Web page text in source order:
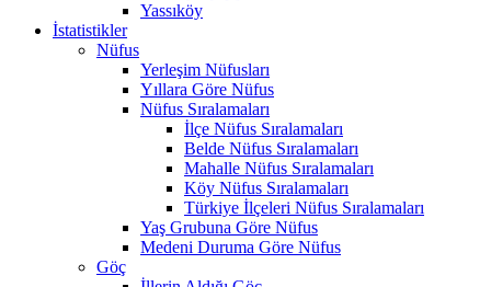
Yassıköy
İstatistikler
Nüfus
Yerleşim Nüfusları
Yıllara Göre Nüfus
Nüfus Sıralamaları
İlçe Nüfus Sıralamaları
Belde Nüfus Sıralamaları
Mahalle Nüfus Sıralamaları
Köy Nüfus Sıralamaları
Türkiye İlçeleri Nüfus Sıralamaları
Yaş Grubuna Göre Nüfus
Medeni Duruma Göre Nüfus
Göç